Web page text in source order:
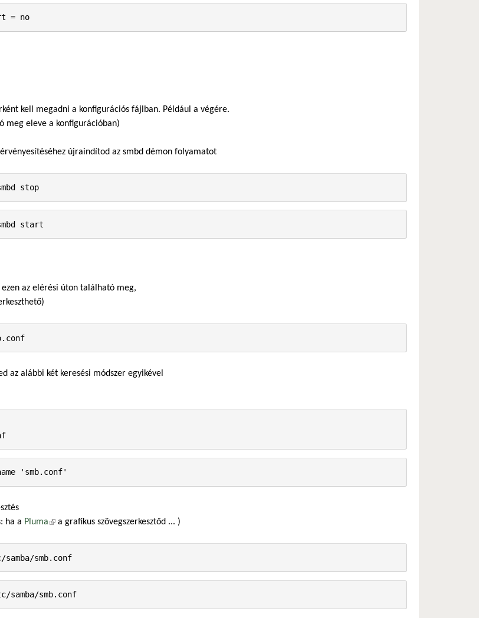
nt pipe support = no
kell megadni a konfigurációs fájlban. Például a végére.
meg eleve a konfigurációban)
újraindítod az smbd démon folyamatot
sudo service smbd stop
az elérési úton található meg,
/etc/samba/smb.conf
az alábbi két keresési módszer egyikével
locate smb.conf
ha a Pluma(külső hivatkozás)
a grafikus szövegszerkesztőd ... )
smb.conf
samba/smb.conf